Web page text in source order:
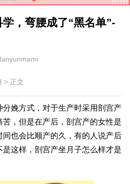
，弯腰成了“黑名单”-
> 正文
娩方式，对于生产时采用剖宫产
，但是在产后，剖宫产的女性是
也会比顺产的久，有的人说产后
这样，剖宫产坐月子怎么样才是